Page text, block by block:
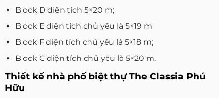
Block D diện tích 5×20 m;
Block E diện tích chủ yếu là 5×19 m;
Block F diện tích chủ yếu là 5×18 m;
Block G diện tích chủ yếu là 5×20 m.
Thiết kế nhà phố biệt thự The Classia Phú
Hữu